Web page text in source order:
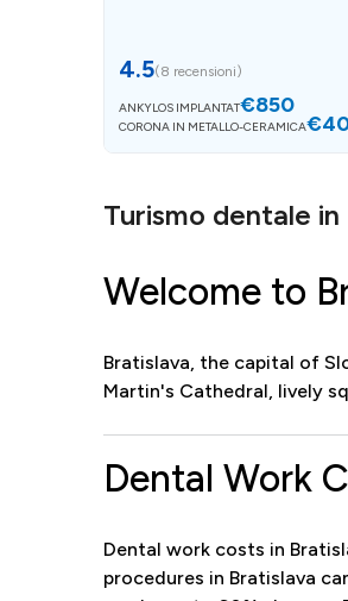
4.5(8 recensioni)
ANKYLOS IMPLANTAT€850
CORONA IN METALLO-CERAMICA
Turismo dentale
Welcome to
Bratislava, the capital of
Martin's Cathedral, lively
Dental Work
Dental work costs in
procedures in Bratislava